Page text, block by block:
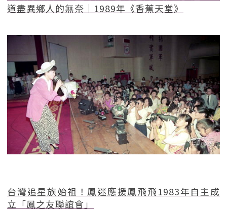
道盡異鄉人的無奈｜1989年《香蕉天堂》
台灣追星族始祖！鳳迷應援鳳飛飛1983年自主成
立「鳳之友聯誼會」